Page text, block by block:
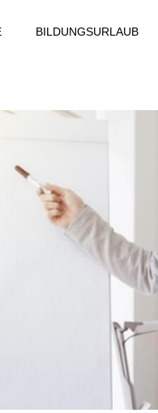
BILDUNGSURLAUB